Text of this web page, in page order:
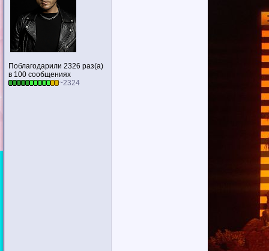
Поблагодарили 2326 раз(а)
в 100 сообщениях
~2324